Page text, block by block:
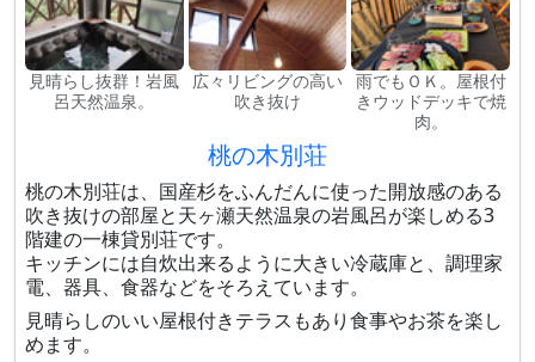
見晴らし抜群！岩風
呂天然温泉。
広々リビングの高い
吹き抜け
雨でもＯＫ。屋根付
きウッドデッキで焼
肉。
桃の木別荘
桃の木別荘は、国産杉をふんだんに使った開放感のある
吹き抜けの部屋と天ヶ瀬天然温泉の岩風呂が楽しめる3
階建の一棟貸別荘です。
キッチンには自炊出来るように大きい冷蔵庫と、調理家
電、器具、食器などをそろえています。
見晴らしのいい屋根付きテラスもあり食事やお茶を楽し
めます。